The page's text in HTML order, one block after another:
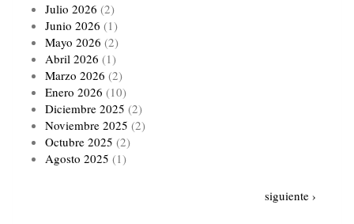
Julio 2026 (2)
Junio 2026 (1)
Mayo 2026 (2)
Abril 2026 (1)
Marzo 2026 (2)
Enero 2026 (10)
Diciembre 2025 (2)
Noviembre 2025 (2)
Octubre 2025 (2)
Agosto 2025 (1)
Siguiente
siguiente ›